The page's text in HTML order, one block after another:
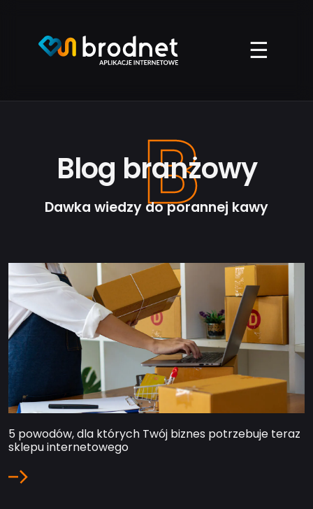
☰
B
Blog branżowy
Dawka wiedzy do porannej kawy
5 powodów, dla których Twój biznes potrzebuje teraz
sklepu internetowego